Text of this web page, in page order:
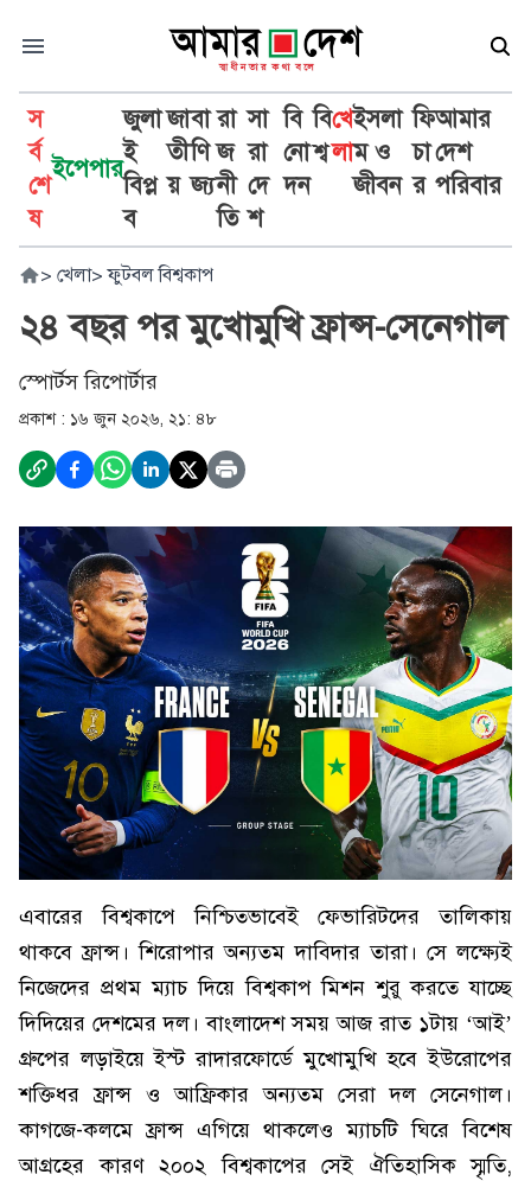
স
র্ব
শে
ষ
ইপেপার
জুলা
ই
বিপ্ল
ব
জা
তী
য়
বা
ণি
জ্য
রা
জ
নী
তি
সা
রা
দে
শ
বি
নো
দন
বি
শ্ব
খে
লা
ইসলা
ম ও
জীবন
ফি
চা
র
আমার
দেশ
পরিবার
> খেলা> ফুটবল বিশ্বকাপ
২৪ বছর পর মুখোমুখি ফ্রান্স-সেনেগাল
স্পোর্টস রিপোর্টার
প্রকাশ : ১৬ জুন ২০২৬, ২১: ৪৮
এবারের বিশ্বকাপে নিশ্চিতভাবেই ফেভারিটদের তালিকায়
থাকবে ফ্রান্স। শিরোপার অন্যতম দাবিদার তারা। সে লক্ষ্যেই
নিজেদের প্রথম ম্যাচ দিয়ে বিশ্বকাপ মিশন শুরু করতে যাচ্ছে
দিদিয়ের দেশমের দল। বাংলাদেশ সময় আজ রাত ১টায় ‘আই’
গ্রুপের লড়াইয়ে ইস্ট রাদারফোর্ডে মুখোমুখি হবে ইউরোপের
শক্তিধর ফ্রান্স ও আফ্রিকার অন্যতম সেরা দল সেনেগাল।
কাগজে-কলমে ফ্রান্স এগিয়ে থাকলেও ম্যাচটি ঘিরে বিশেষ
আগ্রহের কারণ ২০০২ বিশ্বকাপের সেই ঐতিহাসিক স্মৃতি,